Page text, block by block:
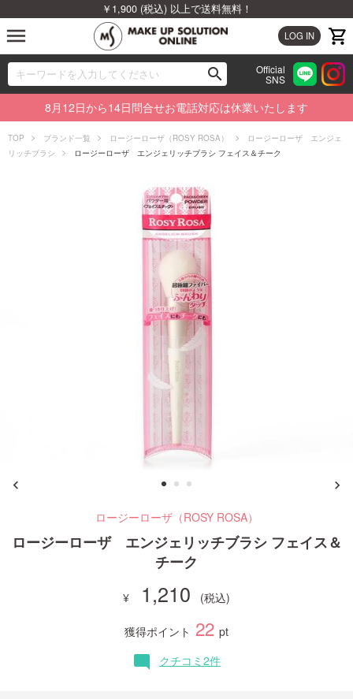
￥1,900 (税込) 以上で送料無料！
LOG IN
menu
search
00
Official
SNS
ブランドから探す
カテゴリから探す
ビューティジャーナルから探す
8月12日から14日問合せお電話対応は休業いたします
TOP ブランド一覧 ロージーローザ（ROSY ROSA）
ロージーローザ エンジェ
リッチブラシ
ロージーローザ エンジェリッチブラシ フェイス＆チーク
ロージーローザ（ROSY ROSA）
ロージーローザ エンジェリッチブラシ フェイス＆
チーク
1,210
獲得ポイント 22 pt
mode_comment クチコミ2件